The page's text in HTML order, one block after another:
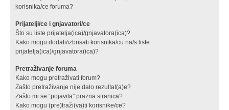
korisnika/ce foruma?
Prijatelji/ce i gnjavatori/ce
Što su liste prijatelja(ica)/gnjavatora(ica)?
Kako mogu dodati/izbrisati korisnika/cu na/s liste
prijatelja(ica)/gnjavatora(ica)?
Pretraživanje foruma
Kako mogu pretraživati forum?
Zašto pretraživanje nije dalo rezultat(a)e?
Zašto mi se “pojavila” prazna stranica?
Kako mogu (pre)traži(va)ti korisnike/ce?